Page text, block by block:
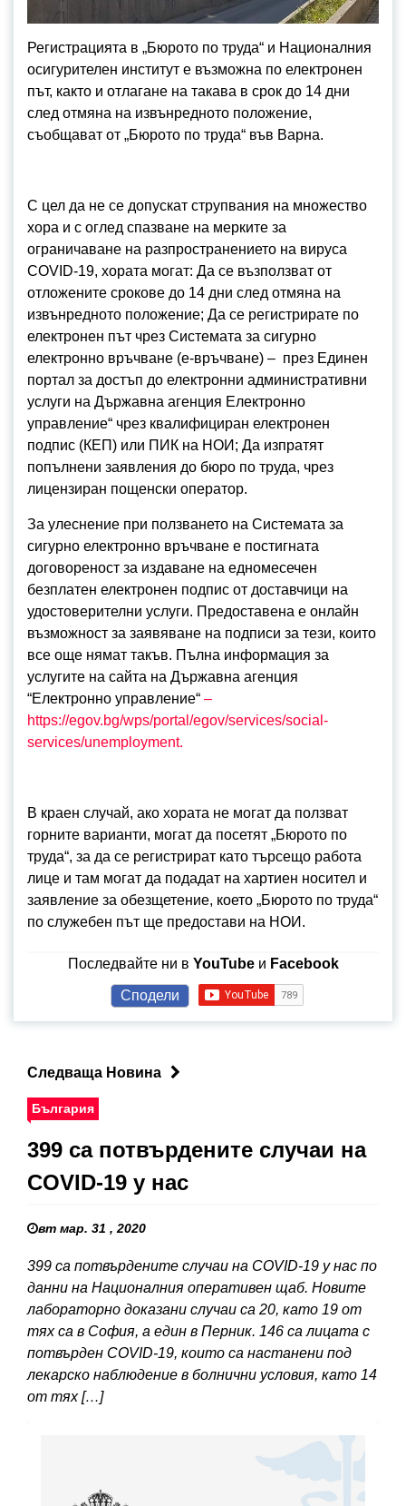
Регистрацията в „Бюрото по труда“ и Националния
осигурителен институт е възможна по електронен
път, както и отлагане на такава в срок до 14 дни
след отмяна на извънредното положение,
съобщават от „Бюрото по труда“ във Варна.
С цел да не се допускат струпвания на множество
хора и с оглед спазване на мерките за
ограничаване на разпространението на вируса
COVID-19, хората могат: Да се възползват от
отложените срокове до 14 дни след отмяна на
извънредното положение; Да се регистрирате по
електронен път чрез Системата за сигурно
електронно връчване (е-връчване) – през Единен
портал за достъп до електронни административни
услуги на Държавна агенция Електронно
управление“ чрез квалифициран електронен
подпис (КЕП) или ПИК на НОИ; Да изпратят
попълнени заявления до бюро по труда, чрез
лицензиран пощенски оператор.
За улеснение при ползването на Системата за
сигурно електронно връчване е постигната
договореност за издаване на едномесечен
безплатен електронен подпис от доставчици на
удостоверителни услуги. Предоставена е онлайн
възможност за заявяване на подписи за тези, които
все още нямат такъв. Пълна информация за
услугите на сайта на Държавна агенция
“Електронно управление“ –
https://egov.bg/wps/portal/egov/services/social-
services/unemployment.
В краен случай, ако хората не могат да ползват
горните варианти, могат да посетят „Бюрото по
труда“, за да се регистрират като търсещо работа
лице и там могат да подадат на хартиен носител и
заявление за обезщетение, което „Бюрото по труда“
по служебен път ще предостави на НОИ.
Последвайте ни в YouTubeи Facebook
Сподели
Следваща Новина
България
399 са потвърдените случаи на
COVID-19 у нас
вт мар. 31 , 2020
399 са потвърдените случаи на COVID-19 у нас по
данни на Националния оперативен щаб. Новите
лабораторно доказани случаи са 20, като 19 от
тях са в София, а един в Перник. 146 са лицата с
потвърден COVID-19, които са настанени под
лекарско наблюдение в болнични условия, като 14
от тях […]